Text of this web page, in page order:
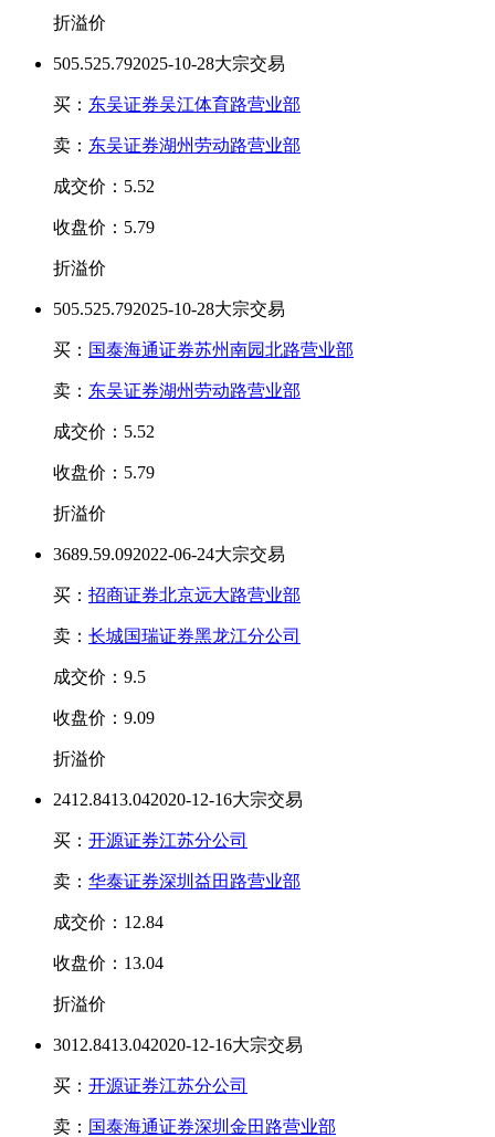
折溢价
505.525.792025-10-28大宗交易
买： 东吴证券吴江体育路营业部
卖： 东吴证券湖州劳动路营业部
成交价：5.52
收盘价：5.79
折溢价
505.525.792025-10-28大宗交易
买： 国泰海通证券苏州南园北路营业部
卖： 东吴证券湖州劳动路营业部
成交价：5.52
收盘价：5.79
折溢价
3689.59.092022-06-24大宗交易
买： 招商证券北京远大路营业部
卖： 长城国瑞证券黑龙江分公司
成交价：9.5
收盘价：9.09
折溢价
2412.8413.042020-12-16大宗交易
买： 开源证券江苏分公司
卖： 华泰证券深圳益田路营业部
成交价：12.84
收盘价：13.04
折溢价
3012.8413.042020-12-16大宗交易
买： 开源证券江苏分公司
卖： 国泰海通证券深圳金田路营业部